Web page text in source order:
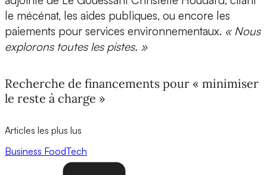
le mécénat, les aides publiques, ou encore les
paiements pour services environnementaux. « Nous
explorons toutes les pistes. »
Recherche de financements pour « minimiser
le reste à charge »
Articles les plus lus
Business FoodTech